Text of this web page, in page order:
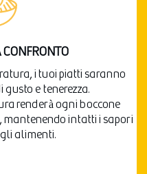
i tuoi piatti saranno
e tenerezza.
renderà ogni boccone
mantenendo intatti i sapori
alimenti.